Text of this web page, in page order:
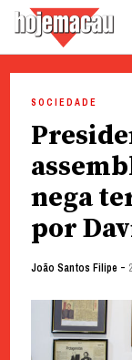
content
SOCIEDADE
nega
por
João Santos Filipe -